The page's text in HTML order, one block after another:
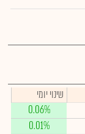
שינוי יומי
0.06%
0.01%